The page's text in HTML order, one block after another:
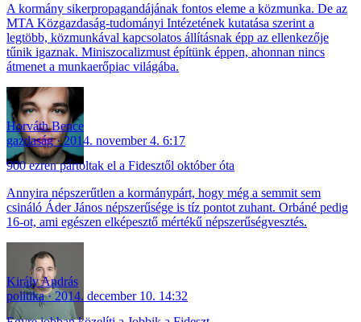
A kormány sikerpropagandájának fontos eleme a közmunka. De az
MTA Közgazdaság-tudományi Intézetének kutatása szerint a
legtöbb, közmunkával kapcsolatos állításnak épp az ellenkezője
tűnik igaznak. Miniszocalizmust építünk éppen, ahonnan nincs
átmenet a munkaerőpiac világába.
Horváth Bence
gazdaság
2014. november 4. 6:17
900 ezren pártoltak el a Fidesztől október óta
Annyira népszerűtlen a kormánypárt, hogy még a semmit sem
csináló Áder János népszerűsége is tíz pontot zuhant. Orbáné pedig
16-ot, ami egészen elképesztő mértékű népszerűségvesztés.
Király András
politika
2014. december 10. 14:32